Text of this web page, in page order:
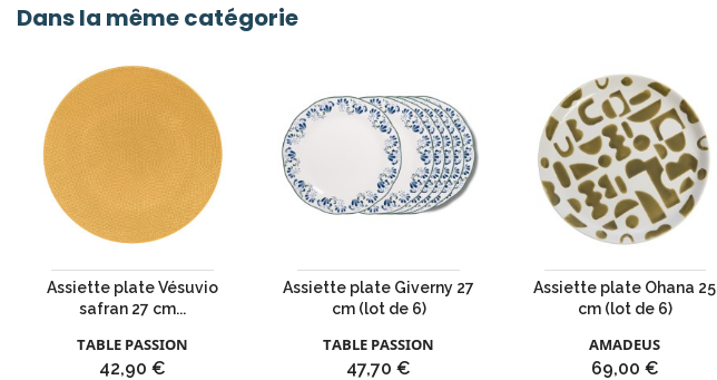
Dans la même catégorie
Assiette plate Vésuvio
safran 27 cm...
TABLE PASSION
Prix
42,90 €
Assiette plate Giverny 27
cm (lot de 6)
TABLE PASSION
Prix
47,70 €
Assiette plate Ohana 25
cm (lot de 6)
AMADEUS
Prix
69,00 €